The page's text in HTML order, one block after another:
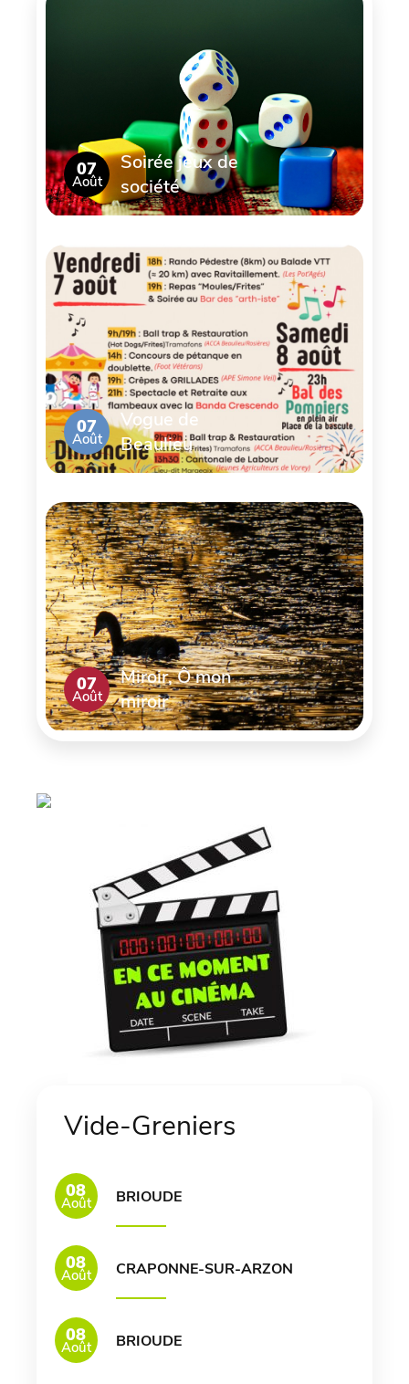
07
Août
Soirée jeux de
société
07
Août
Vogue de
Beaulieu
07
Août
Miroir, Ô mon
miroir
Vide-Greniers
08
Août BRIOUDE
08
Août CRAPONNE-SUR-ARZON
08
Août BRIOUDE